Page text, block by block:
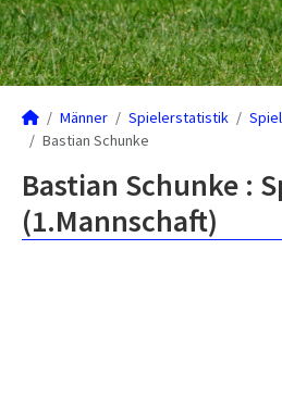
Männer Spielerstatistik
Bastian Schunke
Bastian Schunke :
(1.Mannschaft)